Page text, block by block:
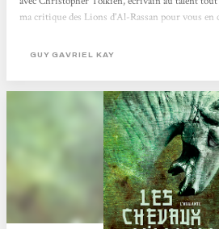
ma critique des Lions d’Al-Rassan pour vous
Un directeur de collection bien connu a un jour
GUY GAVRIEL KAY